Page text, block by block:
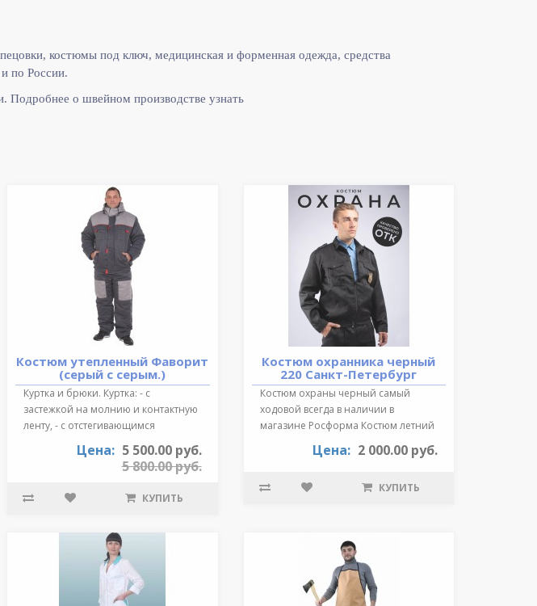
костюмы под ключ, медицинская и форменная одежда, средства
по России.
Подробнее о швейном производстве узнать
Костюм утепленный Фаворит
(серый с серым.)
Куртка и брюки. Куртка: - с
застежкой на молнию и контактную
ленту, - с отстегивающимся
Цена: 5 500.00 руб.
5 800.00 руб.
КУПИТЬ
Костюм охранника черный
220 Санкт-Петербург
Костюм охраны черный самый
ходовой всегда в наличии в
магазине Росформа Костюм летний
Цена: 2 000.00 руб.
КУПИТЬ